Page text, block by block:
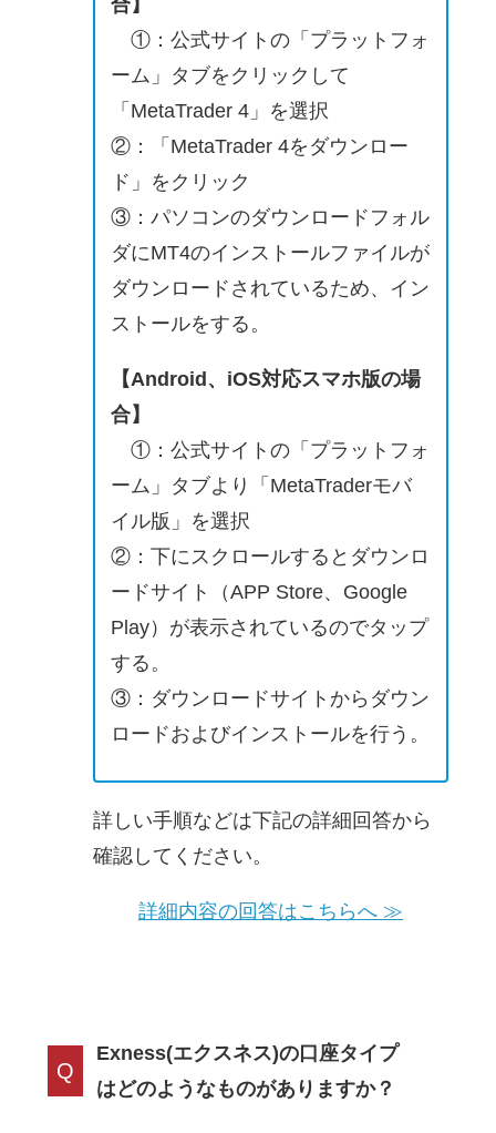
合】
①：公式サイトの「プラットフォ
ーム」タブをクリックして
「MetaTrader 4」を選択
②：「MetaTrader 4をダウンロー
ド」をクリック
③：パソコンのダウンロードフォル
ダにMT4のインストールファイルが
ダウンロードされているため、イン
ストールをする。
【Android、iOS対応スマホ版の場
合】
①：公式サイトの「プラットフォ
ーム」タブより「MetaTraderモバ
イル版」を選択
②：下にスクロールするとダウンロ
ードサイト（APP Store、Google
Play）が表示されているのでタップ
する。
③：ダウンロードサイトからダウン
ロードおよびインストールを行う。
詳しい手順などは下記の詳細回答から
確認してください。
詳細内容の回答はこちらへ ≫
Q
Exness(エクスネス)の口座タイプ
はどのようなものがありますか？